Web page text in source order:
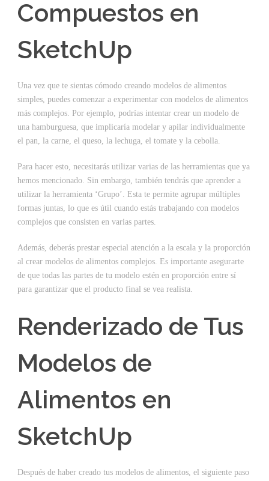
Compuestos en
SketchUp
Una vez que te sientas cómodo creando modelos de alimentos
simples, puedes comenzar a experimentar con modelos de alimentos
más complejos. Por ejemplo, podrías intentar crear un modelo de
una hamburguesa, que implicaría modelar y apilar individualmente
el pan, la carne, el queso, la lechuga, el tomate y la cebolla.
Para hacer esto, necesitarás utilizar varias de las herramientas que ya
hemos mencionado. Sin embargo, también tendrás que aprender a
utilizar la herramienta ‘Grupo’. Esta te permite agrupar múltiples
formas juntas, lo que es útil cuando estás trabajando con modelos
complejos que consisten en varias partes.
Además, deberás prestar especial atención a la escala y la proporción
al crear modelos de alimentos complejos. Es importante asegurarte
de que todas las partes de tu modelo estén en proporción entre sí
para garantizar que el producto final se vea realista.
Renderizado de Tus
Modelos de
Alimentos en
SketchUp
Después de haber creado tus modelos de alimentos, el siguiente paso